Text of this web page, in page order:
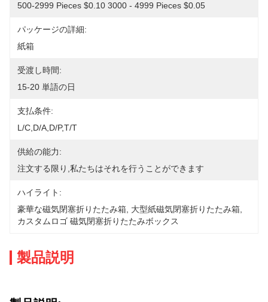
500-2999 Pieces $0.10 3000 - 4999 Pieces $0.05
パッケージの詳細:
紙箱
受渡し時間:
15-20 単語の日
支払条件:
L/C,D/A,D/P,T/T
供給の能力:
注文する限り,私たちはそれを行うことができます
ハイライト:
豪華な磁気閉塞折りたたみ箱 大型紙磁気閉塞折りたたみ箱
カスタムロゴ 磁気閉塞折りたたみボックス
製品説明